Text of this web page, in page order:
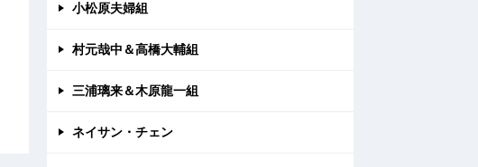
小松原夫婦組
村元哉中＆高橋大輔組
三浦璃来＆木原龍一組
ネイサン・チェン